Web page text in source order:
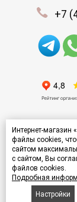
Интернет-магазин
файлы cookies,
сайтом
с сайтом, Вы
файлов cookies.
Подробная
Настройки
+7
© 2000-